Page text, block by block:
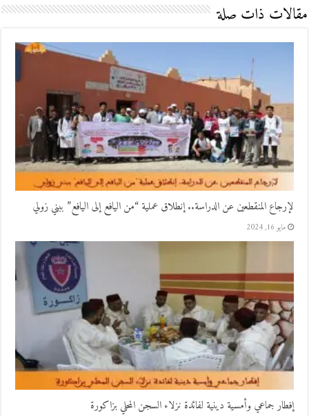
مقالات ذات صلة
لإرجاع المنقطعين عن الدراسة.. إنطلاق عملية “من اليافع إلى اليافع” ببني زولي
مايو 16, 2024
إفطار جماعي وأمسية دينية لفائدة نزلاء السجن المحلي بزاكورة